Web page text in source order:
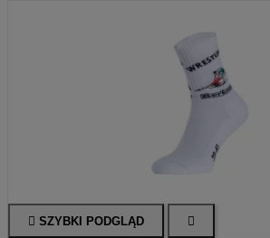
 SZYBKI PODGLĄD 